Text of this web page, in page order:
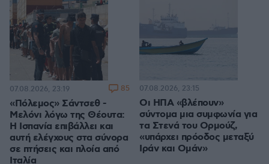
«Πόλεμος» Σάντσεθ -
Μελόνι λόγω της Θέουτα:
Η Ισπανία επιβάλλει και
αυτή ελέγχους στα σύνορα
σε πτήσεις και πλοία από
Ιταλία
07.08.2026, 23:19 85
Οι ΗΠΑ «βλέπουν»
σύντομα μια συμφωνία για
τα Στενά του Ορμούζ,
«υπάρχει πρόοδος μεταξύ
Ιράν και Ομάν»
07.08.2026, 23:15